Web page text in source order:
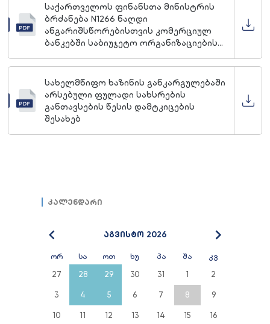
კალენდარი
აგვისტო 2026
ორ სა ოთ ხუ პა შა კვ
27 28 29 30 31 1 2
3 4 5 6 7 8 9
10 11 12 13 14 15 16
საქართველოს ფინანსთა მინისტრის
ბრძანება N1266 ნაღდი
ანგარიშსწორებისთვის კომერციულ
ბანკებში საბიუჯეტო ორგანიზაციების
სახელმწიფო ხაზინის განკარგულებაში
არსებული ფულადი სახსრების
განთავსების წესის დამტკიცების
შესახებ